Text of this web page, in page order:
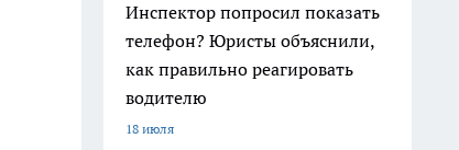
Инспектор попросил показать
телефон? Юристы объяснили,
как правильно реагировать
водителю
18 июля